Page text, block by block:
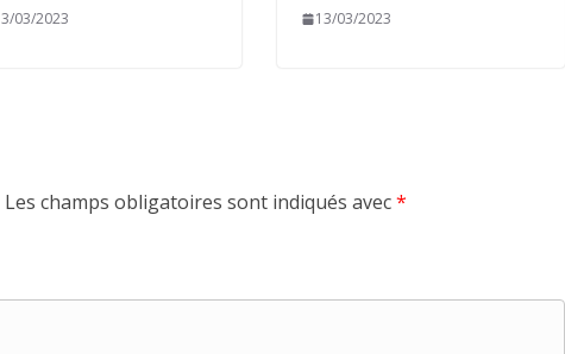
03/2023 13/03/2023
Les champs obligatoires sont indiqués avec*